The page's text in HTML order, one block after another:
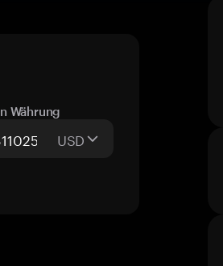
Währung
USD